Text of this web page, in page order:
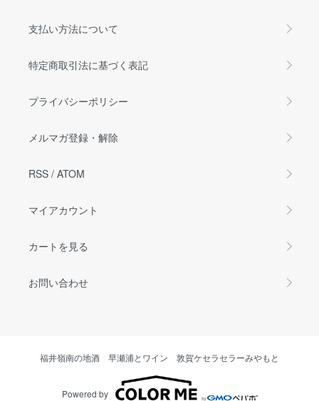
支払い方法について
特定商取引法に基づく表記
プライバシーポリシー
メルマガ登録・解除
RSS / ATOM
マイアカウント
カートを見る
お問い合わせ
福井嶺南の地酒 早瀬浦とワイン 敦賀ケセラセラーみやもと
Powered by